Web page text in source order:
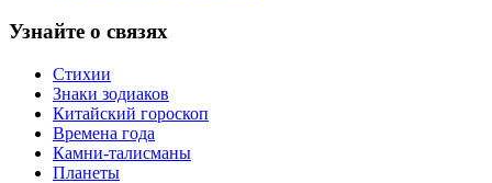
Узнайте о связях
Стихии
Знаки зодиаков
Китайский гороскоп
Времена года
Камни-талисманы
Планеты